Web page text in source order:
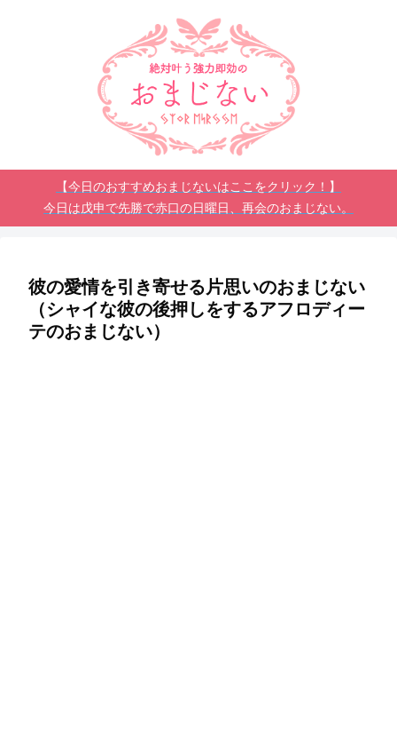
【今日のおすすめおまじないはここをクリック！】
今日は戊申で先勝で赤口の日曜日、再会のおまじない。
彼の愛情を引き寄せる片思いのおまじない
（シャイな彼の後押しをするアフロディー
テのおまじない）